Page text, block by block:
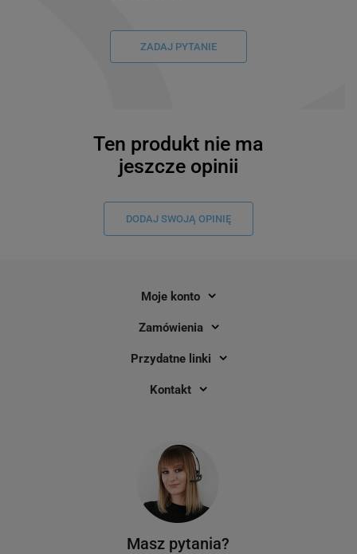
ZADAJ PYTANIE
Ten produkt nie ma
jeszcze opinii
DODAJ SWOJĄ OPINIĘ
Moje konto
Zamówienia
Przydatne linki
Kontakt
Masz pytania?